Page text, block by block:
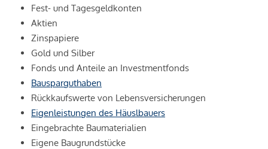
Fest- und Tagesgeldkonten
Aktien
Zinspapiere
Gold und Silber
Fonds und Anteile an Investmentfonds
Bausparguthaben
Rückkaufswerte von Lebensversicherungen
Eigenleistungen des Häuslbauers
Eingebrachte Baumaterialien
Eigene Baugrundstücke